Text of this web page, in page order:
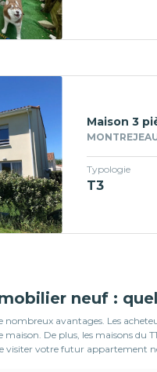
Maison 3
Typologie
T3
neuf :
avantages. Les
De plus, les maisons du
visiter votre futur appartement